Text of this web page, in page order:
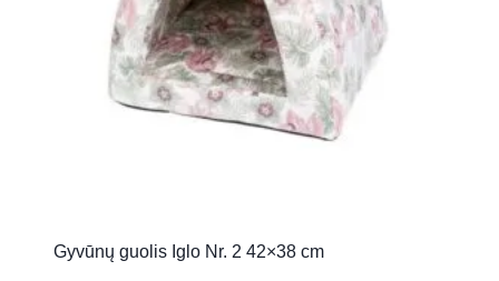
Gyvūnų guolis Iglo Nr. 2 42×38 cm